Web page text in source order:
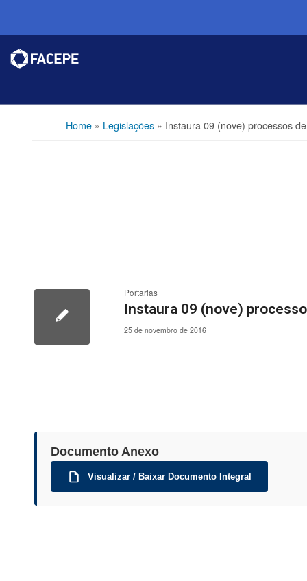
Home» Legislações» Instaura 09 (nove) processos
Portarias
Instaura 09 (nove)
25 de novembro de 2016
Documento Anexo
Visualizar / Baixar Documento Integral